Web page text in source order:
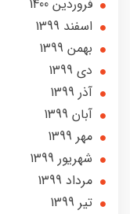
فروردین 1400
اسفند 1399
بهمن 1399
دی 1399
آذر 1399
آبان 1399
مهر 1399
شهریور 1399
مرداد 1399
تير 1399